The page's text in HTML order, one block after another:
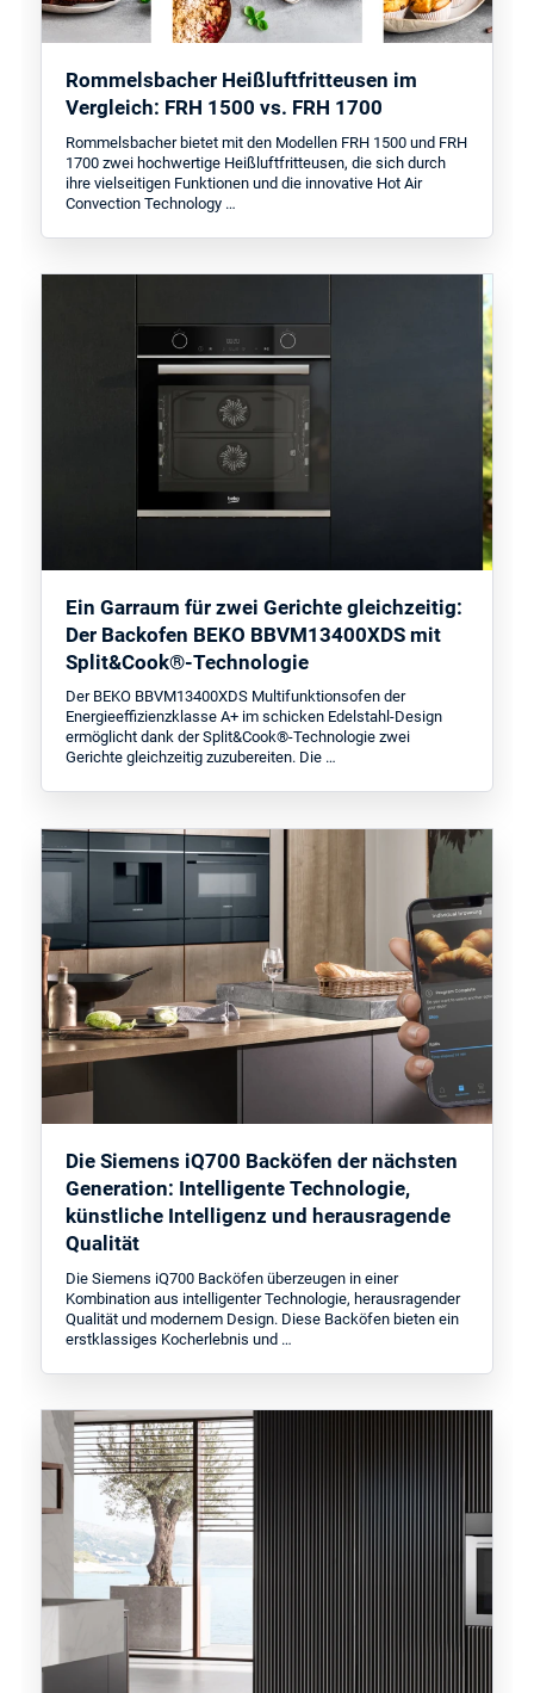
Rommelsbacher Heißluftfritteusen im
Vergleich: FRH 1500 vs. FRH 1700
Rommelsbacher bietet mit den Modellen FRH 1500 und FRH
1700 zwei hochwertige Heißluftfritteusen, die sich durch
ihre vielseitigen Funktionen und die innovative Hot Air
Convection Technology …
Ein Garraum für zwei Gerichte gleichzeitig:
Der Backofen BEKO BBVM13400XDS mit
Split&Cook®-Technologie
Der BEKO BBVM13400XDS Multifunktionsofen der
Energieeffizienzklasse A+ im schicken Edelstahl-Design
ermöglicht dank der Split&Cook®-Technologie zwei
Gerichte gleichzeitig zuzubereiten. Die …
Die Siemens iQ700 Backöfen der nächsten
Generation: Intelligente Technologie,
künstliche Intelligenz und herausragende
Qualität
Die Siemens iQ700 Backöfen überzeugen in einer
Kombination aus intelligenter Technologie, herausragender
Qualität und modernem Design. Diese Backöfen bieten ein
erstklassiges Kocherlebnis und …